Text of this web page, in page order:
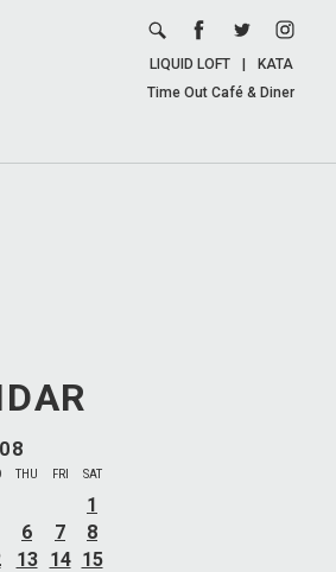
LIQUID LOFT
KATA
Time Out Café & Diner
THU FRI SAT
1
6 7
8
13 14 15